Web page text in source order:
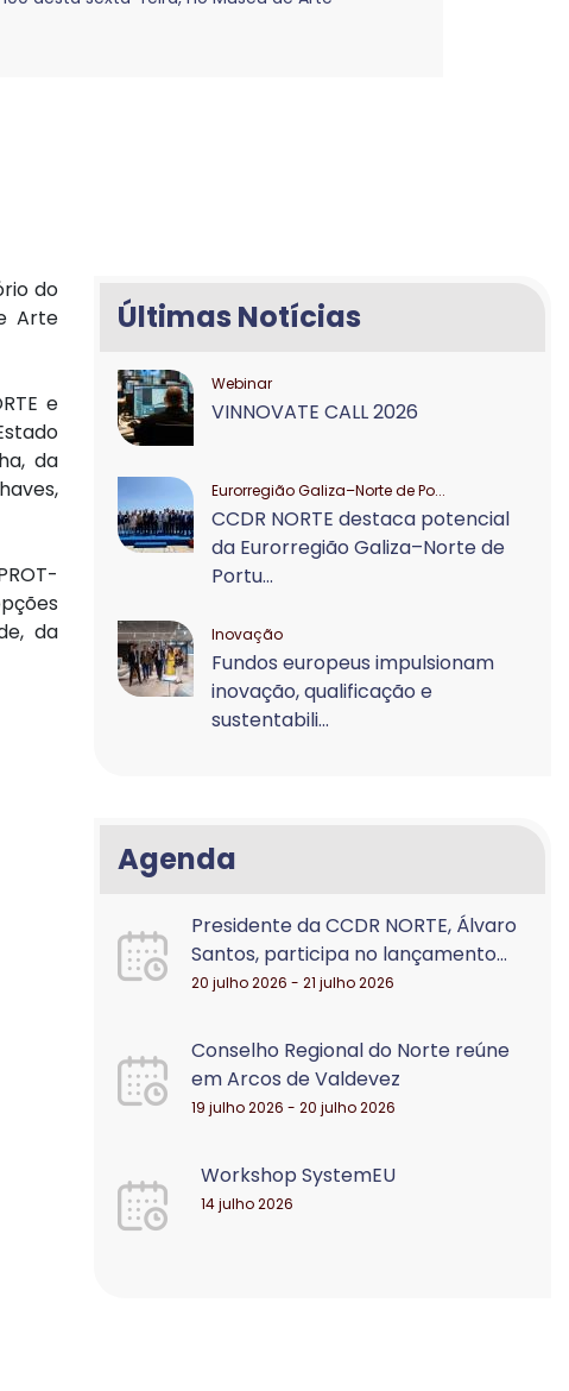
do
Arte
e
da
da
Últimas Notícias
Webinar
VINNOVATE CALL 2026
Eurorregião Galiza–Norte de Po...
CCDR NORTE destaca potencial
da Eurorregião Galiza–Norte de
Portu...
Inovação
Fundos europeus impulsionam
inovação, qualificação e
sustentabili...
Agenda
Presidente da CCDR NORTE, Álvaro
Santos, participa no lançamento...
20 julho 2026 - 21 julho 2026
Conselho Regional do Norte reúne
em Arcos de Valdevez
19 julho 2026 - 20 julho 2026
Workshop SystemEU
14 julho 2026